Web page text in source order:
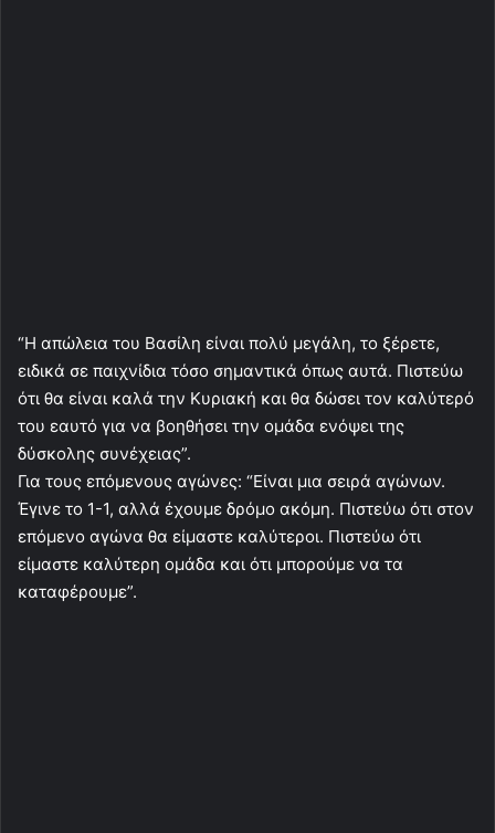
“Η απώλεια του Βασίλη είναι πολύ μεγάλη, το ξέρετε,
ειδικά σε παιχνίδια τόσο σημαντικά όπως αυτά. Πιστεύω
ότι θα είναι καλά την Κυριακή και θα δώσει τον καλύτερό
του εαυτό για να βοηθήσει την ομάδα ενόψει της
δύσκολης συνέχειας”.
Για τους επόμενους αγώνες: “Είναι μια σειρά αγώνων.
Έγινε το 1-1, αλλά έχουμε δρόμο ακόμη. Πιστεύω ότι στον
επόμενο αγώνα θα είμαστε καλύτεροι. Πιστεύω ότι
είμαστε καλύτερη ομάδα και ότι μπορούμε να τα
καταφέρουμε”.